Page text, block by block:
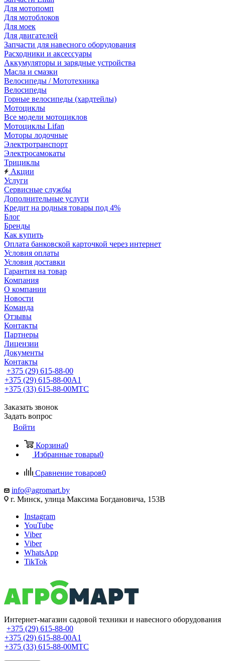
Для мотопомп
Для мотоблоков
Для моек
Для двигателей
Запчасти для навесного оборудования
Расходники и аксессуары
Аккумуляторы и зарядные устройства
Масла и смазки
Велосипеды / Мототехника
Велосипеды
Горные велосипеды (хардтейлы)
Мотоциклы
Все модели мотоциклов
Мотоциклы Lifan
Моторы лодочные
Электротранспорт
Электросамокаты
Трициклы
Акции
Услуги
Сервисные службы
Дополнительные услуги
Кредит на родныя товары под 4%
Блог
Бренды
Как купить
Оплата банковской карточкой через интернет
Условия оплаты
Условия доставки
Гарантия на товар
Компания
О компании
Новости
Команда
Отзывы
Контакты
Партнеры
Лицензии
Документы
Контакты
+375 (29) 615-88-00
+375 (29) 615-88-00A1
+375 (33) 615-88-00МТС
Заказать звонок
Задать вопрос
Войти
Корзина0
Избранные товары0
Сравнение товаров0
info@agromart.by
г. Минск, улица Максима Богдановича, 153В
Instagram
YouTube
Viber
Viber
WhatsApp
TikTok
Интернет-магазин садовой техники и навесного оборудования
+375 (29) 615-88-00
+375 (29) 615-88-00A1
+375 (33) 615-88-00МТС